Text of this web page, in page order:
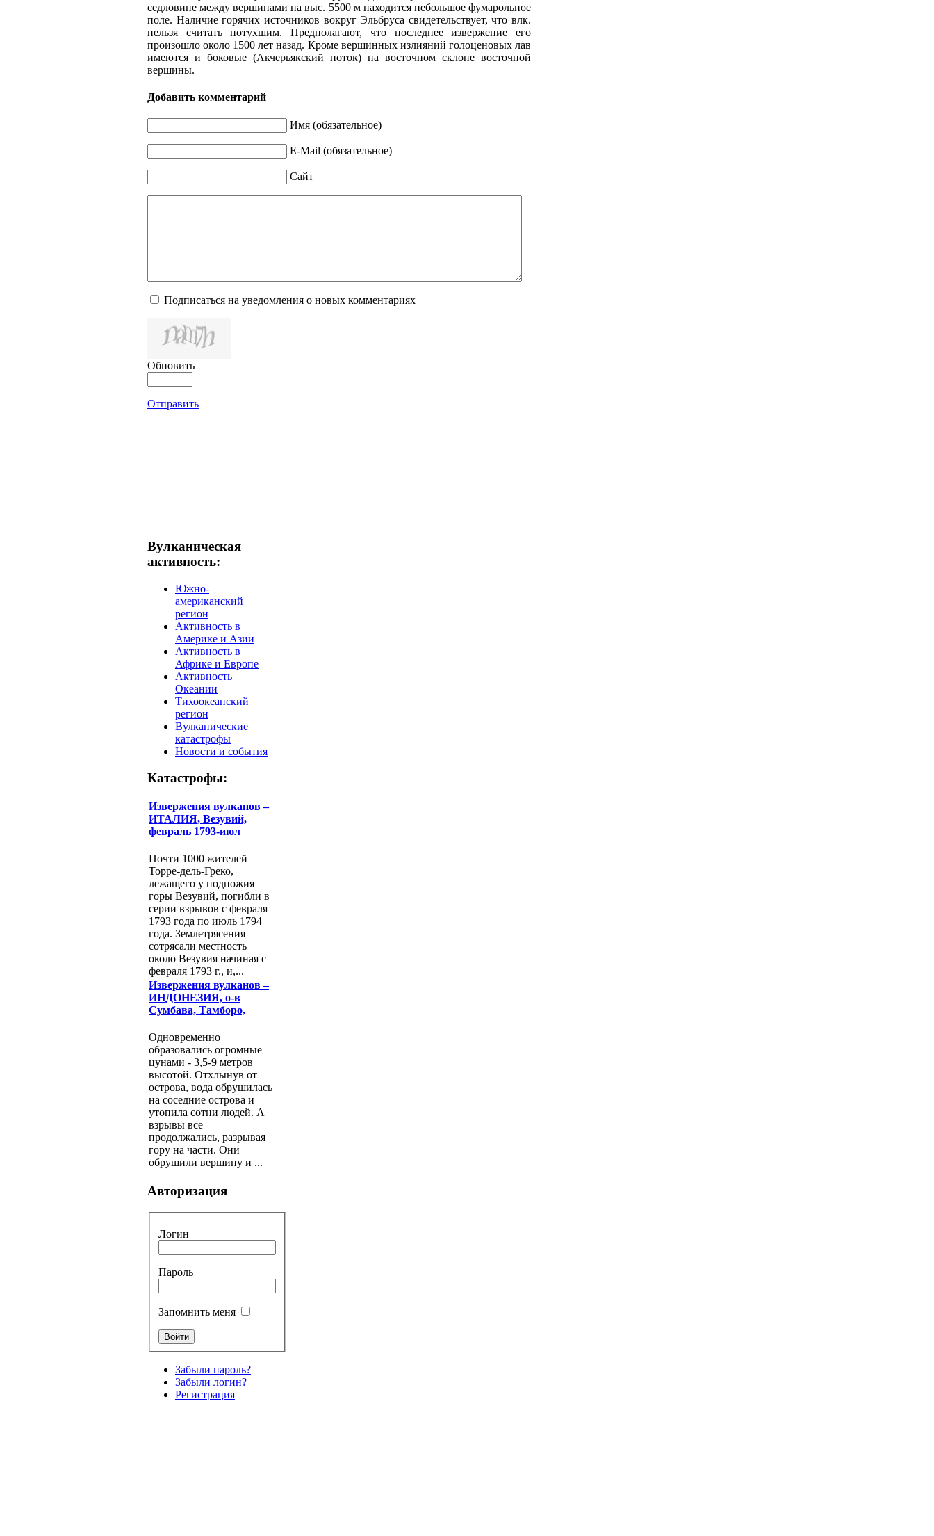
седловине между вершинами на выс. 5500 м находится небольшое фумарольное
поле. Наличие горячих источников вокруг Эльбруса свидетельствует, что влк.
нельзя считать потухшим. Предполагают, что последнее извержение его
произошло около 1500 лет назад. Кроме вершинных излияний голоценовых лав
имеются и боковые (Акчерьякский поток) на восточном склоне восточной
вершины.
Добавить комментарий
Имя (обязательное)
E-Mail (обязательное)
Сайт
Подписаться на уведомления о новых комментариях
Обновить
Отправить
Вулканическая
активность:
Южно-
американский
регион
Активность в
Америке и Азии
Активность в
Африке и Европе
Активность
Океании
Тихоокеанский
регион
Вулканические
катастрофы
Новости и события
Катастрофы:
Извержения вулканов –
ИТАЛИЯ, Везувий,
февраль 1793-июл
Почти 1000 жителей
Торре-дель-Греко,
лежащего у подножия
горы Везувий, погибли в
серии взрывов с февраля
1793 года по июль 1794
года. Землетрясения
сотрясали местность
около Везувия начиная с
февраля 1793 г., и,...
Извержения вулканов –
ИНДОНЕЗИЯ, о-в
Сумбава, Тамборо,
Одновременно
образовались огромные
цунами - 3,5-9 метров
высотой. Отхлынув от
острова, вода обрушилась
на соседние острова и
утопила сотни людей. А
взрывы все
продолжались, разрывая
гору на части. Они
обрушили вершину и ...
Авторизация
Логин
Пароль
Запомнить меня
Забыли пароль?
Забыли логин?
Регистрация